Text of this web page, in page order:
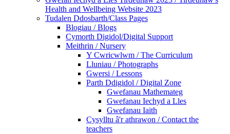
Health and Wellbeing Website 2023
Tudalen Ddosbarth/Class Pages
Blogiau / Blogs
Cymorth Digidol/Digital Support
Meithrin / Nursery
Y Cwricwlwm / The Curriculum
Lluniau / Photographs
Gwersi / Lessons
Parth Ddigidol / Digital Zone
Gwefanau Mathemateg
Gwefanau Iechyd a Lles
Gwefanau Iaith
Cysylltu â'r athrawon / Contact the
teachers